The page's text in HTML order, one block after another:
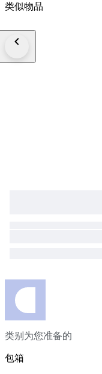
类似物品
类别为您准备的
包箱